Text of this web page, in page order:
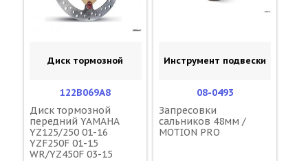
Диск тормозной
122B069A8
Диск тормозной
передний YAMAHA
YZ125/250 01-16
YZF250F 01-15
WR/YZ450F 03-15
Инструмент подвески
08-0493
Запресовки
сальников 48мм /
MOTION PRO